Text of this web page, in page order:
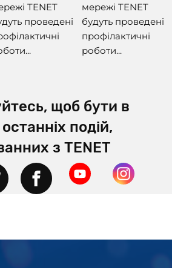
TENET
проведені
мережі TENET
будуть проведені
профілактичні
роботи...
щоб бути в
подій,
з TENET